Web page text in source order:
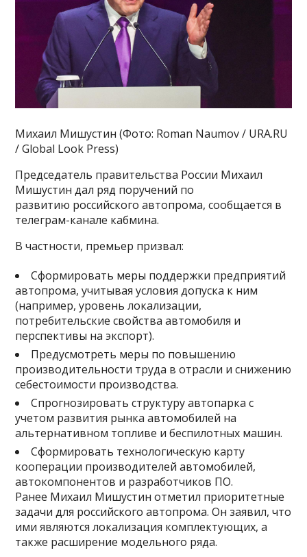
Михаил Мишустин (Фото: Roman Naumov / URA.RU
/ Global Look Press)
Председатель правительства России Михаил
Мишустин дал ряд поручений по
развитию российского автопрома, сообщается в
телеграм-канале кабмина.
В частности, премьер призвал:
Сформировать меры поддержки предприятий
автопрома, учитывая условия допуска к ним
(например, уровень локализации,
потребительские свойства автомобиля и
перспективы на экспорт).
Предусмотреть меры по повышению
производительности труда в отрасли и снижению
себестоимости производства.
Спрогнозировать структуру автопарка с
учетом развития рынка автомобилей на
альтернативном топливе и беспилотных машин.
Сформировать технологическую карту
кооперации производителей автомобилей,
автокомпонентов и разработчиков ПО.
Ранее Михаил Мишустин отметил приоритетные
задачи для российского автопрома. Он заявил, что
ими являются локализация комплектующих, а
также расширение модельного ряда.